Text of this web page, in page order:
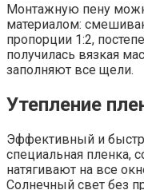
Монтажную пену
материалом:
пропорции 1:2,
получилась вязкая
заполняют все щели.
Утепление
Эффективный и
специальная пленка,
натягивают на все
Солнечный свет без